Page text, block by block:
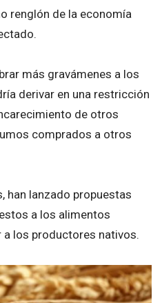
renglón de la economía
más gravámenes a los
derivar en una restricción
de otros
comprados a otros
han lanzado propuestas
a los alimentos
los productores nativos.